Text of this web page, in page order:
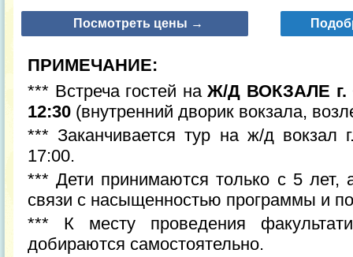
Посмотреть цены →
ПРИМЕЧАНИЕ:
*** Встреча гостей наЖ/Д ВОКЗАЛЕ г.
12:30 (внутренний дворик вокзала,
*** Заканчивается тур на ж/д
17:00.
*** Дети принимаются только с 5
связи с насыщенностью программы и
*** К месту проведения
добираются самостоятельно.